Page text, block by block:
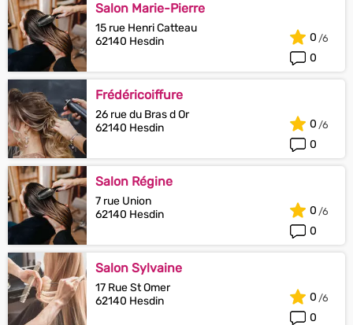
Salon Marie-Pierre
15 rue Henri Catteau
62140 Hesdin
0
0
Frédéricoiffure
26 rue du Bras d Or
62140 Hesdin
0
0
Salon Régine
7 rue Union
62140 Hesdin
0
0
Salon Sylvaine
17 Rue St Omer
62140 Hesdin
0
0